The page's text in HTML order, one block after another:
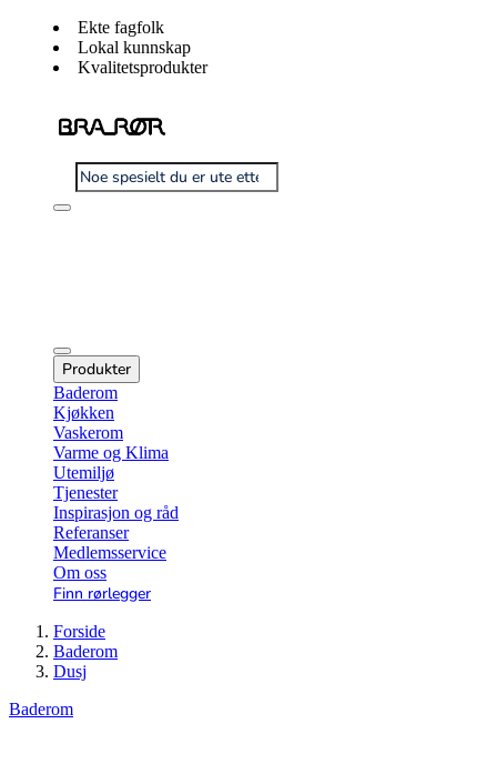
Ekte fagfolk
Lokal kunnskap
Kvalitetsprodukter
Produkter
Baderom
Kjøkken
Vaskerom
Varme og Klima
Utemiljø
Tjenester
Inspirasjon og råd
Referanser
Medlemsservice
Om oss
Finn rørlegger
Forside
Baderom
Dusj
Baderom